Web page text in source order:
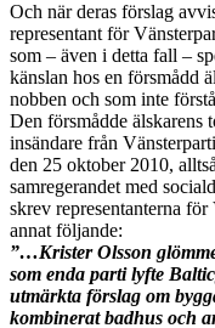
Och när deras förslag
representant för
som – även i detta fall –
känslan hos en försmådd
nobben och som inte
Den försmådde älskarens
insändare från
den 25 oktober 2010,
samregerandet med
skrev representanterna
annat följande:
”…Krister Olsson
som enda parti lyfte
utmärkta förslag om
kombinerat badhus och